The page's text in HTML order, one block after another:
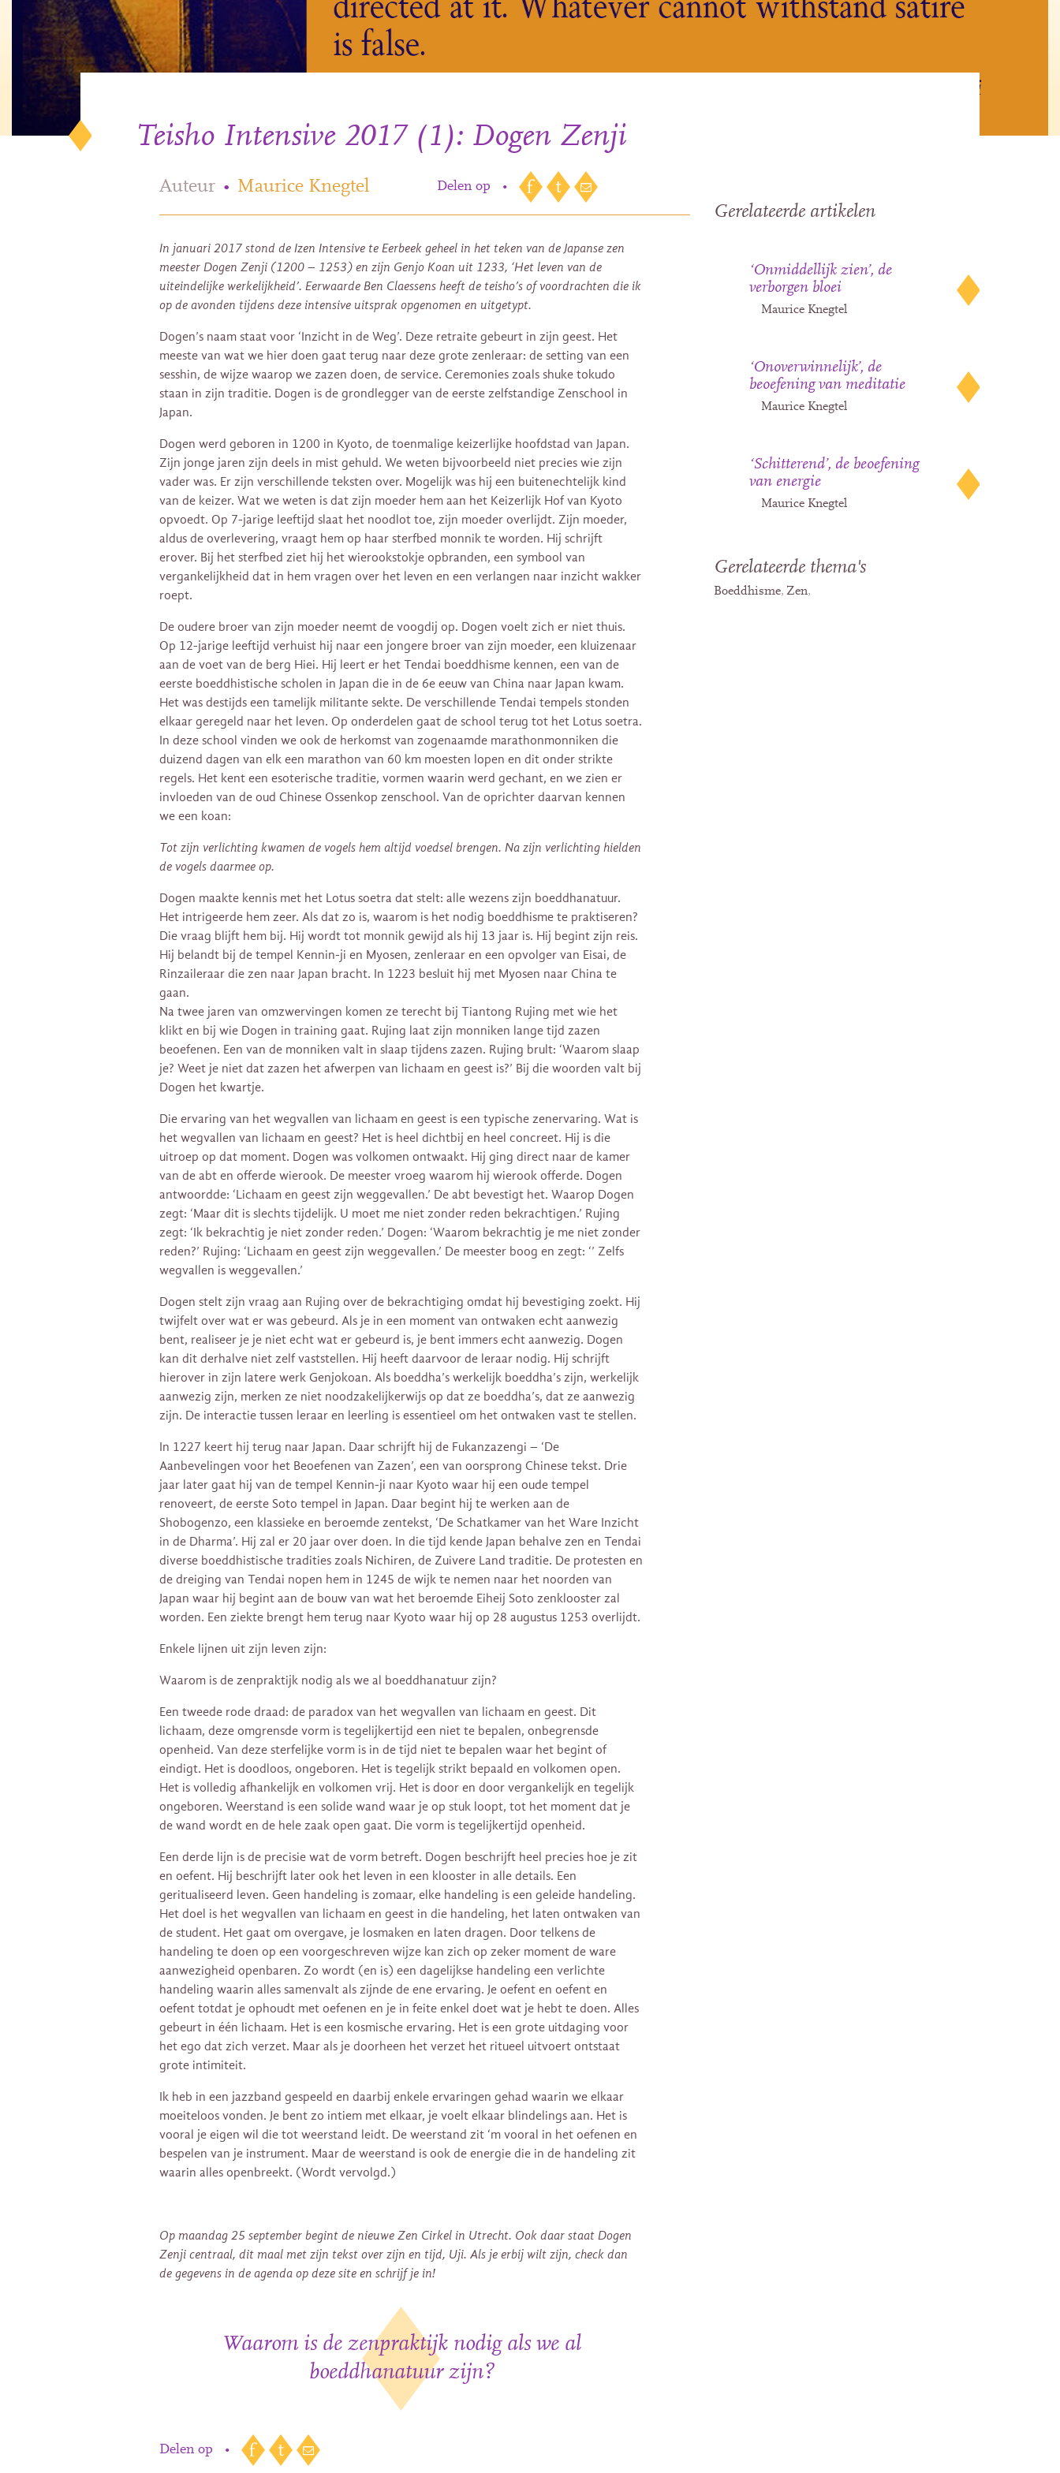
Teisho Intensive 2017 (1): Dogen Zenji
Auteur • Maurice Knegtel Delen op •
In januari 2017 stond de Izen Intensive te Eerbeek geheel in het teken van de Japanse zen
meester Dogen Zenji (1200 – 1253) en zijn Genjo Koan uit 1233, ‘Het leven van de
uiteindelijke werkelijkheid’. Eerwaarde Ben Claessens heeft de teisho’s of voordrachten die ik
op de avonden tijdens deze intensive uitsprak opgenomen en uitgetypt.
Dogen’s naam staat voor ‘Inzicht in de Weg’. Deze retraite gebeurt in zijn geest. Het
meeste van wat we hier doen gaat terug naar deze grote zenleraar: de setting van een
sesshin, de wijze waarop we zazen doen, de service. Ceremonies zoals shuke tokudo
staan in zijn traditie. Dogen is de grondlegger van de eerste zelfstandige Zenschool in
Japan.
Dogen werd geboren in 1200 in Kyoto, de toenmalige keizerlijke hoofdstad van Japan.
Zijn jonge jaren zijn deels in mist gehuld. We weten bijvoorbeeld niet precies wie zijn
vader was. Er zijn verschillende teksten over. Mogelijk was hij een buitenechtelijk kind
van de keizer. Wat we weten is dat zijn moeder hem aan het Keizerlijk Hof van Kyoto
opvoedt. Op 7-jarige leeftijd slaat het noodlot toe, zijn moeder overlijdt. Zijn moeder,
aldus de overlevering, vraagt hem op haar sterfbed monnik te worden. Hij schrijft
erover. Bij het sterfbed ziet hij het wierookstokje opbranden, een symbool van
vergankelijkheid dat in hem vragen over het leven en een verlangen naar inzicht wakker
roept.
De oudere broer van zijn moeder neemt de voogdij op. Dogen voelt zich er niet thuis.
Op 12-jarige leeftijd verhuist hij naar een jongere broer van zijn moeder, een kluizenaar
aan de voet van de berg Hiei. Hij leert er het Tendai boeddhisme kennen, een van de
eerste boeddhistische scholen in Japan die in de 6e eeuw van China naar Japan kwam.
Het was destijds een tamelijk militante sekte. De verschillende Tendai tempels stonden
elkaar geregeld naar het leven. Op onderdelen gaat de school terug tot het Lotus soetra.
In deze school vinden we ook de herkomst van zogenaamde marathonmonniken die
duizend dagen van elk een marathon van 60 km moesten lopen en dit onder strikte
regels. Het kent een esoterische traditie, vormen waarin werd gechant, en we zien er
invloeden van de oud Chinese Ossenkop zenschool. Van de oprichter daarvan kennen
we een koan:
Tot zijn verlichting kwamen de vogels hem altijd voedsel brengen. Na zijn verlichting hielden
de vogels daarmee op.
Dogen maakte kennis met het Lotus soetra dat stelt: alle wezens zijn boeddhanatuur.
Het intrigeerde hem zeer. Als dat zo is, waarom is het nodig boeddhisme te praktiseren?
Die vraag blijft hem bij. Hij wordt tot monnik gewijd als hij 13 jaar is. Hij begint zijn reis.
Hij belandt bij de tempel Kennin-ji en Myosen, zenleraar en een opvolger van Eisai, de
Rinzaileraar die zen naar Japan bracht. In 1223 besluit hij met Myosen naar China te
gaan.
Na twee jaren van omzwervingen komen ze terecht bij Tiantong Rujing met wie het
klikt en bij wie Dogen in training gaat. Rujing laat zijn monniken lange tijd zazen
beoefenen. Een van de monniken valt in slaap tijdens zazen. Rujing brult: ‘Waarom slaap
je? Weet je niet dat zazen het afwerpen van lichaam en geest is?’ Bij die woorden valt bij
Dogen het kwartje.
Die ervaring van het wegvallen van lichaam en geest is een typische zenervaring. Wat is
het wegvallen van lichaam en geest? Het is heel dichtbij en heel concreet. Hij is die
uitroep op dat moment. Dogen was volkomen ontwaakt. Hij ging direct naar de kamer
van de abt en offerde wierook. De meester vroeg waarom hij wierook offerde. Dogen
antwoordde: ‘Lichaam en geest zijn weggevallen.’ De abt bevestigt het. Waarop Dogen
zegt: ‘Maar dit is slechts tijdelijk. U moet me niet zonder reden bekrachtigen.’ Rujing
zegt: ‘Ik bekrachtig je niet zonder reden.’ Dogen: ‘Waarom bekrachtig je me niet zonder
reden?’ Rujing: ‘Lichaam en geest zijn weggevallen.’ De meester boog en zegt: ‘’ Zelfs
wegvallen is weggevallen.’
Dogen stelt zijn vraag aan Rujing over de bekrachtiging omdat hij bevestiging zoekt. Hij
twijfelt over wat er was gebeurd. Als je in een moment van ontwaken echt aanwezig
bent, realiseer je je niet echt wat er gebeurd is, je bent immers echt aanwezig. Dogen
kan dit derhalve niet zelf vaststellen. Hij heeft daarvoor de leraar nodig. Hij schrijft
hierover in zijn latere werk Genjokoan. Als boeddha’s werkelijk boeddha’s zijn, werkelijk
aanwezig zijn, merken ze niet noodzakelijkerwijs op dat ze boeddha’s, dat ze aanwezig
zijn. De interactie tussen leraar en leerling is essentieel om het ontwaken vast te stellen.
In 1227 keert hij terug naar Japan. Daar schrijft hij de Fukanzazengi – ‘De
Aanbevelingen voor het Beoefenen van Zazen’, een van oorsprong Chinese tekst. Drie
jaar later gaat hij van de tempel Kennin-ji naar Kyoto waar hij een oude tempel
renoveert, de eerste Soto tempel in Japan. Daar begint hij te werken aan de
Shobogenzo, een klassieke en beroemde zentekst, ‘De Schatkamer van het Ware Inzicht
in de Dharma’. Hij zal er 20 jaar over doen. In die tijd kende Japan behalve zen en Tendai
diverse boeddhistische tradities zoals Nichiren, de Zuivere Land traditie. De protesten en
de dreiging van Tendai nopen hem in 1245 de wijk te nemen naar het noorden van
Japan waar hij begint aan de bouw van wat het beroemde Eiheij Soto zenklooster zal
worden. Een ziekte brengt hem terug naar Kyoto waar hij op 28 augustus 1253 overlijdt.
Enkele lijnen uit zijn leven zijn:
Waarom is de zenpraktijk nodig als we al boeddhanatuur zijn?
Een tweede rode draad: de paradox van het wegvallen van lichaam en geest. Dit
lichaam, deze omgrensde vorm is tegelijkertijd een niet te bepalen, onbegrensde
openheid. Van deze sterfelijke vorm is in de tijd niet te bepalen waar het begint of
eindigt. Het is doodloos, ongeboren. Het is tegelijk strikt bepaald en volkomen open.
Het is volledig afhankelijk en volkomen vrij. Het is door en door vergankelijk en tegelijk
ongeboren. Weerstand is een solide wand waar je op stuk loopt, tot het moment dat je
de wand wordt en de hele zaak open gaat. Die vorm is tegelijkertijd openheid.
Een derde lijn is de precisie wat de vorm betreft. Dogen beschrijft heel precies hoe je zit
en oefent. Hij beschrijft later ook het leven in een klooster in alle details. Een
geritualiseerd leven. Geen handeling is zomaar, elke handeling is een geleide handeling.
Het doel is het wegvallen van lichaam en geest in die handeling, het laten ontwaken van
de student. Het gaat om overgave, je losmaken en laten dragen. Door telkens de
handeling te doen op een voorgeschreven wijze kan zich op zeker moment de ware
aanwezigheid openbaren. Zo wordt (en is) een dagelijkse handeling een verlichte
handeling waarin alles samenvalt als zijnde de ene ervaring. Je oefent en oefent en
oefent totdat je ophoudt met oefenen en je in feite enkel doet wat je hebt te doen. Alles
gebeurt in één lichaam. Het is een kosmische ervaring. Het is een grote uitdaging voor
het ego dat zich verzet. Maar als je doorheen het verzet het ritueel uitvoert ontstaat
grote intimiteit.
Ik heb in een jazzband gespeeld en daarbij enkele ervaringen gehad waarin we elkaar
moeiteloos vonden. Je bent zo intiem met elkaar, je voelt elkaar blindelings aan. Het is
vooral je eigen wil die tot weerstand leidt. De weerstand zit ‘m vooral in het oefenen en
bespelen van je instrument. Maar de weerstand is ook de energie die in de handeling zit
waarin alles openbreekt. (Wordt vervolgd.)
Op maandag 25 september begint de nieuwe Zen Cirkel in Utrecht. Ook daar staat Dogen
Zenji centraal, dit maal met zijn tekst over zijn en tijd, Uji. Als je erbij wilt zijn, check dan
de gegevens in de agenda op deze site en schrijf je in!
Waarom is de zenpraktijk nodig als we al
boeddhanatuur zijn?
Delen op •
Gerelateerde artikelen
‘Onmiddellijk zien’, de
verborgen bloei
Maurice Knegtel
‘Onoverwinnelijk’, de
beoefening van meditatie
Maurice Knegtel
‘Schitterend’, de beoefening
van energie
Maurice Knegtel
Gerelateerde thema's
Boeddhisme Zen